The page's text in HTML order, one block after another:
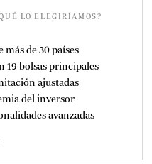
LO ELEGIRÍAMOS?
de 30 países
19 bolsas principales
ajustadas
del inversor
avanzadas